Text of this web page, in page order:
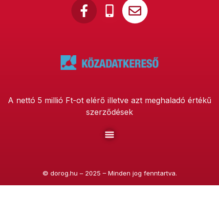
A nettó 5 millió Ft-ot elérő illetve azt meghaladó értékű
szerződések
© dorog.hu – 2025 – Minden jog fenntartva.